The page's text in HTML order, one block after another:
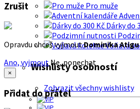
Pro muže
Dárky do
Voňavá
Wishlisty osobností
Zobrazit všechny wishlisty
Zrušit
Opravdu chceš vyjmoutDominika
Ano, vyjmout Ne, ponechat
×
Přidat do přátel